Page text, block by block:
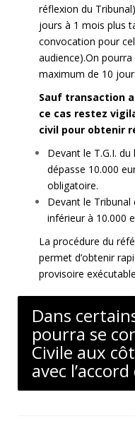
réflexion du
jours à 1 mois plus
convocation pour
audience).On
maximum de 10
Sauf transaction
ce cas restez
civil pour obtenir
Devant le T.G.I. du
dépasse 10.000
obligatoire.
Devant le Tribunal
inférieur à 10.000
La procédure du
permet d’obtenir
provisoire
Dans
pourra se
Civile aux
avec